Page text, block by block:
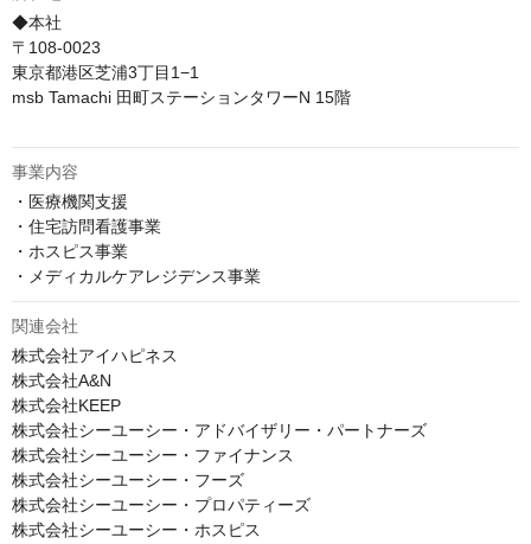
◆本社
〒108-0023
東京都港区芝浦3丁目1−1
msb Tamachi 田町ステーションタワーN 15階
事業内容
・医療機関支援
・住宅訪問看護事業
・ホスピス事業
・メディカルケアレジデンス事業
関連会社
株式会社アイハピネス
株式会社A&N
株式会社KEEP
株式会社シーユーシー・アドバイザリー・パートナーズ
株式会社シーユーシー・ファイナンス
株式会社シーユーシー・フーズ
株式会社シーユーシー・プロパティーズ
株式会社シーユーシー・ホスピス